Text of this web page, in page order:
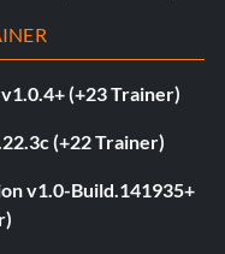
(+23 Trainer)
(+22 Trainer)
v1.0-Build.141935+